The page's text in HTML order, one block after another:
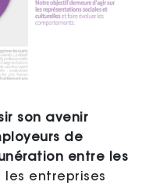
son avenir
de
entre les
les entreprises